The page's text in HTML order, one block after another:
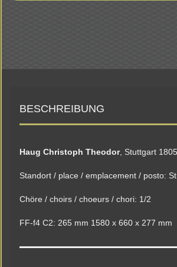
BESCHREIBUNG
Haug Christoph Theodor, Stuttgart 1805
Standort / place / emplacement / posto:
Chöre / choirs / choeurs / chori: 1/2
FF-f4 C2: 265 mm 1580 x 660 x 277 mm